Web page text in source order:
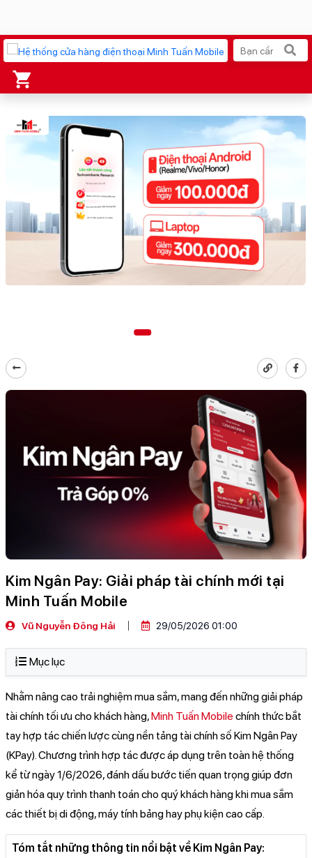
iPhone 17 Pro Max MacBook Neo giá tốt
AirTag 2 Mới Galaxy Z8 Series
AirPods 4 OPPO Reno16
Apple Watch S11 Ốp lưng Pitaka
Ốp lưng Apple
Loa Marshall Cốc sạc Apple
Kim Ngân Pay: Giải pháp tài chính mới tại
Minh Tuấn Mobile
Vũ Nguyễn Đông Hải 29/05/2026 01:00
Mục lục
Nhằm nâng cao trải nghiệm mua sắm, mang đến những giải pháp
tài chính tối ưu cho khách hàng,Minh Tuấn Mobile chính thức bắt
tay hợp tác chiến lược cùng nền tảng tài chính số Kim Ngân Pay
(KPay). Chương trình hợp tác được áp dụng trên toàn hệ thống
kể từ ngày 1/6/2026, đánh dấu bước tiến quan trọng giúp đơn
giản hóa quy trình thanh toán cho quý khách hàng khi mua sắm
các thiết bị di động, máy tính bảng hay phụ kiện cao cấp.
Tóm tắt những thông tin nổi bật về Kim Ngân Pay: